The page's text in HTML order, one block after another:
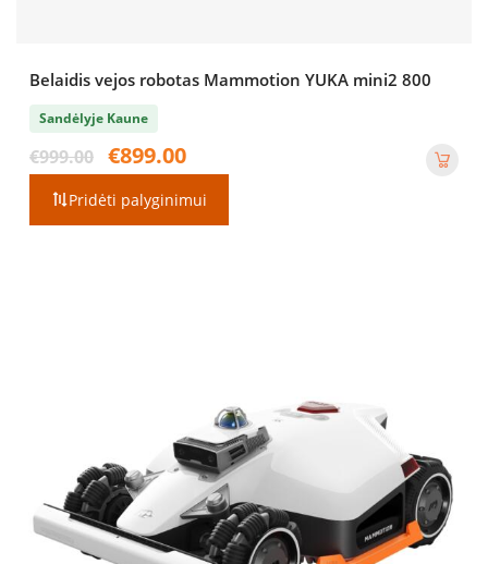
Belaidis vejos robotas Mammotion YUKA mini2 800
Sandėlyje Kaune
€999.00
Original
price
was:
€999.00.
€899.00
€899.00.
Pridėti palyginimui